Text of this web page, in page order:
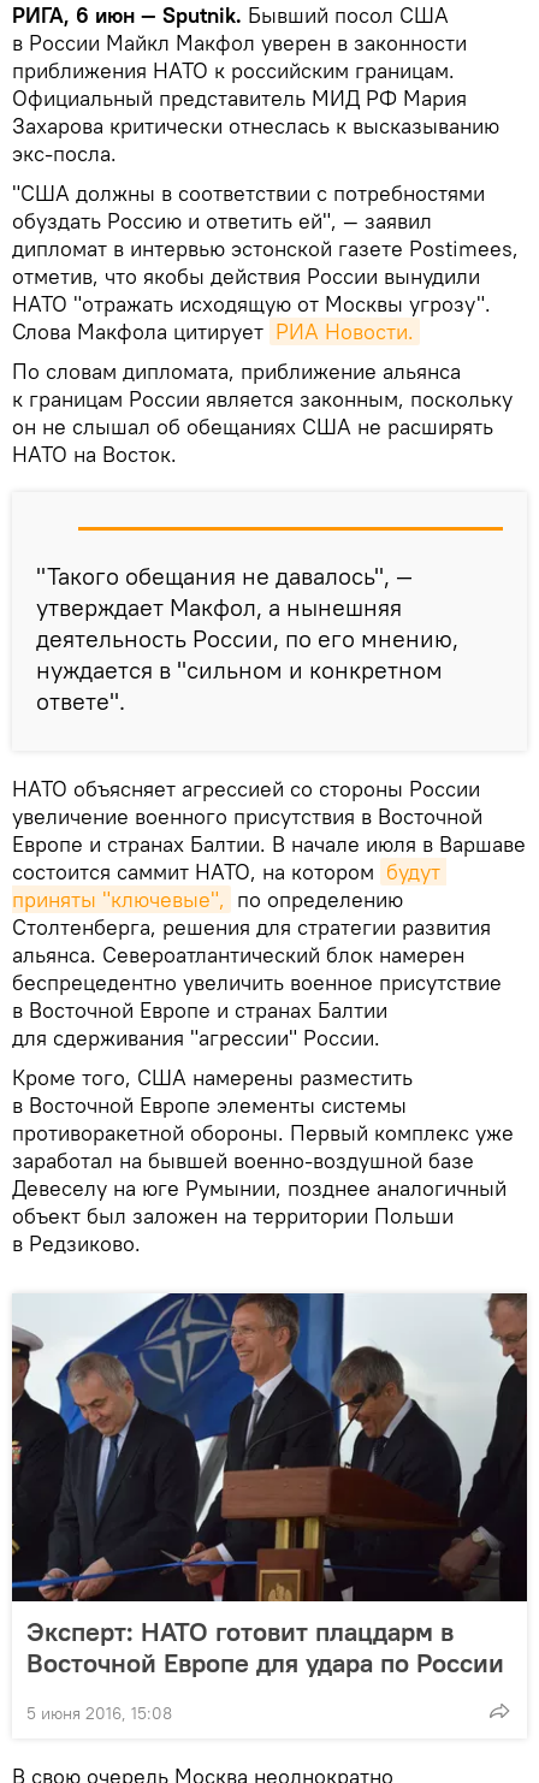
РИГА, 6 июн — Sputnik. Бывший посол США
в России Майкл Макфол уверен в законности
приближения НАТО к российским границам.
Официальный представитель МИД РФ Мария
Захарова критически отнеслась к высказыванию
экс-посла.
"США должны в соответствии с потребностями
обуздать Россию и ответить ей", — заявил
дипломат в интервью эстонской газете Postimees,
отметив, что якобы действия России вынудили
НАТО "отражать исходящую от Москвы угрозу".
Слова Макфола цитирует РИА Новости.
По словам дипломата, приближение альянса
к границам России является законным, поскольку
он не слышал об обещаниях США не расширять
НАТО на Восток.
"Такого обещания не давалось", —
утверждает Макфол, а нынешняя
деятельность России, по его мнению,
нуждается в "сильном и конкретном
ответе".
НАТО объясняет агрессией со стороны России
увеличение военного присутствия в Восточной
Европе и странах Балтии. В начале июля в Варшаве
состоится саммит НАТО, на котором будут
приняты "ключевые", по определению
Столтенберга, решения для стратегии развития
альянса. Североатлантический блок намерен
беспрецедентно увеличить военное присутствие
в Восточной Европе и странах Балтии
для сдерживания "агрессии" России.
Кроме того, США намерены разместить
в Восточной Европе элементы системы
противоракетной обороны. Первый комплекс уже
заработал на бывшей военно-воздушной базе
Девеселу на юге Румынии, позднее аналогичный
объект был заложен на территории Польши
в Редзиково.
Эксперт: НАТО готовит плацдарм в
Восточной Европе для удара по России
5 июня 2016, 15:08
В свою очередь Москва неоднократно